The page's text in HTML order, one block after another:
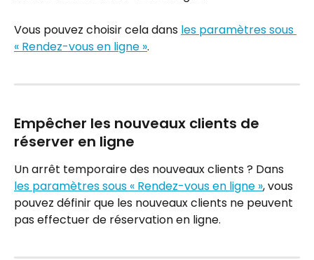
Vous pouvez choisir cela dans les paramètres sous
« Rendez-vous en ligne ».
Empêcher les nouveaux clients de
réserver en ligne
Un arrêt temporaire des nouveaux clients ? Dans
les paramètres sous « Rendez-vous en ligne », vous
pouvez définir que les nouveaux clients ne peuvent
pas effectuer de réservation en ligne.